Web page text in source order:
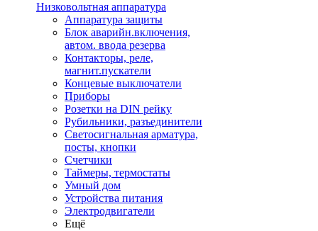
Низковольтная аппаратура
Аппаратура защиты
Блок аварийн.включения,
автом. ввода резерва
Контакторы, реле,
магнит.пускатели
Концевые выключатели
Приборы
Розетки на DIN рейку
Рубильники, разъединители
Светосигнальная арматура,
посты, кнопки
Счетчики
Таймеры, термостаты
Умный дом
Устройства питания
Электродвигатели
Ещё